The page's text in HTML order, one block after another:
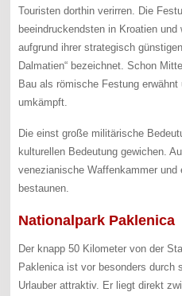
Touristen dorthin verirren. Die
beeindruckendsten in Kroatien und
aufgrund ihrer strategisch
Dalmatien“ bezeichnet. Schon
Bau als römische Festung
umkämpft.
Die einst große militärische
kulturellen Bedeutung gewichen.
venezianische Waffenkammer
bestaunen.
Nationalpark Paklenica
Der knapp 50 Kilometer von der
Paklenica ist vor besonders durch
Urlauber attraktiv. Er liegt direkt